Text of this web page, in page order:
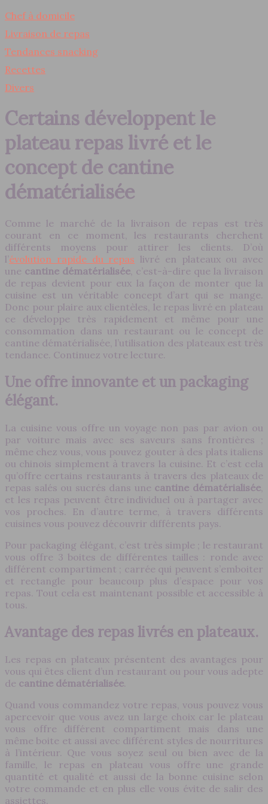
Chef à domicile
Livraison de repas
Tendances snacking
Recettes
Divers
Certains développent le
plateau repas livré et le
concept de cantine
dématérialisée
Comme le marché de la livraison de repas est très
courant en ce moment, les restaurants cherchent
différents moyens pour attirer les clients. D’où
l’évolution rapide du repas livré en plateaux ou avec
une cantine dématérialisée , c’est-à-dire que la livraison
de repas devient pour eux la façon de monter que la
cuisine est un véritable concept d’art qui se mange.
Donc pour plaire aux clientèles, le repas livré en plateau
ce développe très rapidement et même pour une
consommation dans un restaurant ou le concept de
cantine dématérialisée, l’utilisation des plateaux est très
tendance. Continuez votre lecture.
Une offre innovante et un packaging
élégant.
La cuisine vous offre un voyage non pas par avion ou
par voiture mais avec ses saveurs sans frontières ;
même chez vous, vous pouvez gouter à des plats italiens
ou chinois simplement à travers la cuisine. Et c’est cela
qu’offre certains restaurants à travers des plateaux de
repas salés ou sucrés dans une cantine dématérialisée
et les repas peuvent être individuel ou à partager avec
vos proches. En d’autre terme, à travers différents
cuisines vous pouvez découvrir différents pays.
Pour packaging élégant, c’est très simple ; le restaurant
vous offre 3 boites de différentes tailles : ronde avec
différent compartiment ; carrée qui peuvent s’emboiter
et rectangle pour beaucoup plus d’espace pour vos
repas. Tout cela est maintenant possible et accessible à
tous.
Avantage des repas livrés en plateaux.
Les repas en plateaux présentent des avantages pour
vous qui êtes client d’un restaurant ou pour vous adepte
de cantine dématérialisée.
Quand vous commandez votre repas, vous pouvez vous
apercevoir que vous avez un large choix car le plateau
vous offre différent compartiment mais dans une
même boite et aussi avec différent styles de nourritures
à l’intérieur. Que vous soyez seul ou bien avec de la
famille, le repas en plateau vous offre une grande
quantité et qualité et aussi de la bonne cuisine selon
votre commande et en plus elle vous évite de salir des
assiettes.